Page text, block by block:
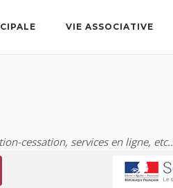
VIE ASSOCIATIVE
cessation, services en ligne, etc..